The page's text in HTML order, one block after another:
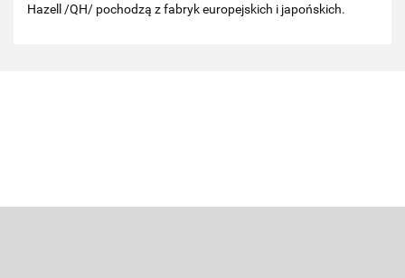
Hazell /QH/ pochodzą z fabryk europejskich i japońskich.